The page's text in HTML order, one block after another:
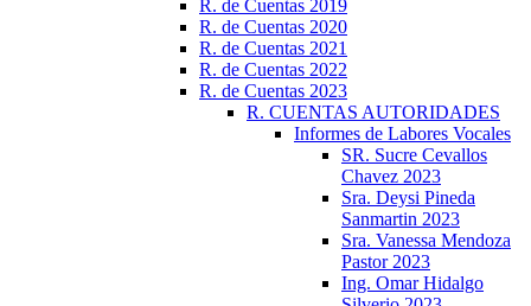
R. de Cuentas 2019
R. de Cuentas 2020
R. de Cuentas 2021
R. de Cuentas 2022
R. de Cuentas 2023
R. CUENTAS AUTORIDADES
Informes de Labores Vocales
SR. Sucre Cevallos
Chavez 2023
Sra. Deysi Pineda
Sanmartin 2023
Sra. Vanessa Mendoza
Pastor 2023
Ing. Omar Hidalgo